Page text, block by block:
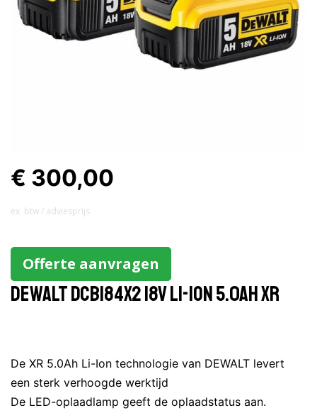
€ 300,00
ex. btw / adviesprijs
Offerte aanvragen
Dewalt DCB184X2 18V Li-Ion 5.0ah XR
De XR 5.0Ah Li-Ion technologie van DEWALT levert
een sterk verhoogde werktijd
De LED-oplaadlamp geeft de oplaadstatus aan.